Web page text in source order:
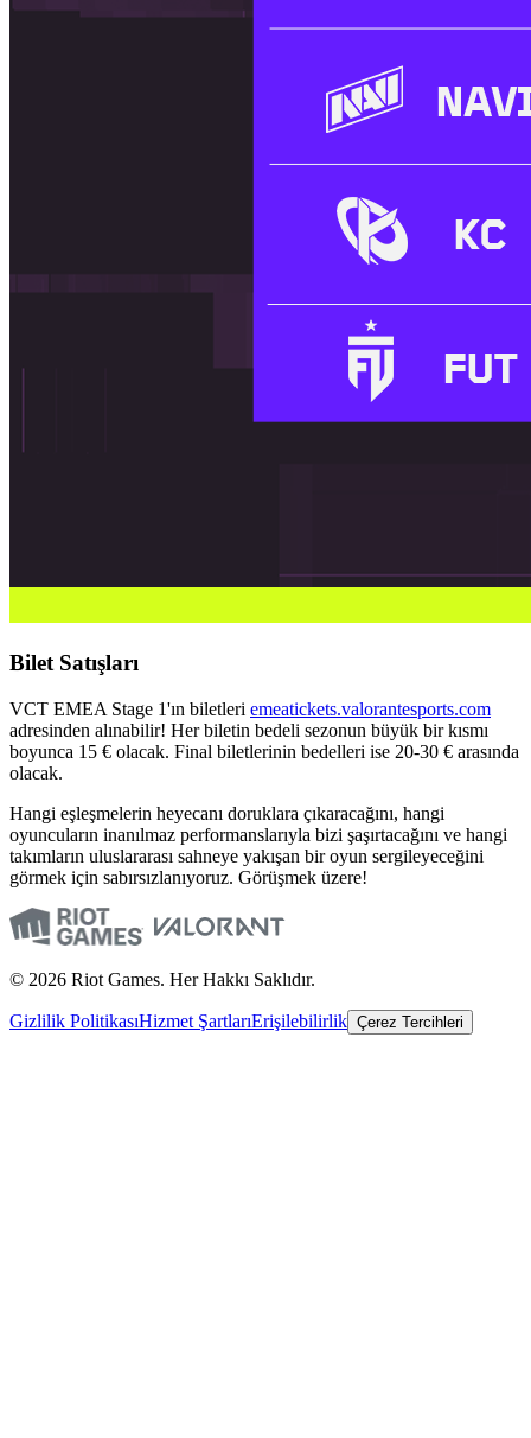
Bilet Satışları
VCT EMEA Stage 1'ın biletleri emeatickets.valorantesports.com
adresinden alınabilir! Her biletin bedeli sezonun büyük bir kısmı
boyunca 15 € olacak. Final biletlerinin bedelleri ise 20-30 € arasında
olacak.
Hangi eşleşmelerin heyecanı doruklara çıkaracağını, hangi
oyuncuların inanılmaz performanslarıyla bizi şaşırtacağını ve hangi
takımların uluslararası sahneye yakışan bir oyun sergileyeceğini
görmek için sabırsızlanıyoruz. Görüşmek üzere!
© 2026 Riot Games. Her Hakkı Saklıdır.
Gizlilik PolitikasıHizmet ŞartlarıErişilebilirlik Çerez Tercihleri